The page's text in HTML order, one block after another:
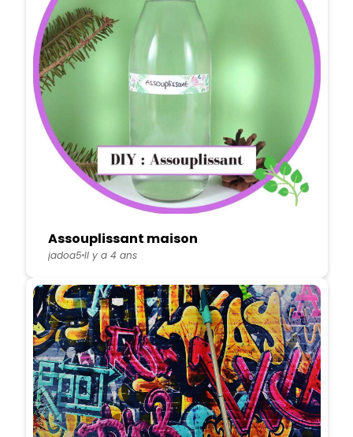
Assouplissant maison
jadoa5 Il y a 4 ans